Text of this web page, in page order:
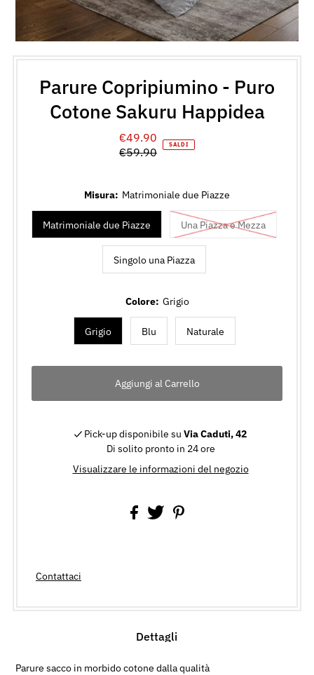
Parure Copripiumino - Puro
Cotone Sakuru Happidea
Prezzo
di
€49.90
Prezzo
€59.90
SALDI
Misura: Matrimoniale due Piazze
Matrimoniale due Piazze Una Piazza e Mezza
Singolo una Piazza
Colore: Grigio
Grigio Blu Naturale
Pick-up disponibile suVia Caduti, 42
Di solito pronto in 24 ore
Visualizzare le informazioni del negozio
Contattaci
Dettagli
Parure sacco in morbido cotone dalla qualità